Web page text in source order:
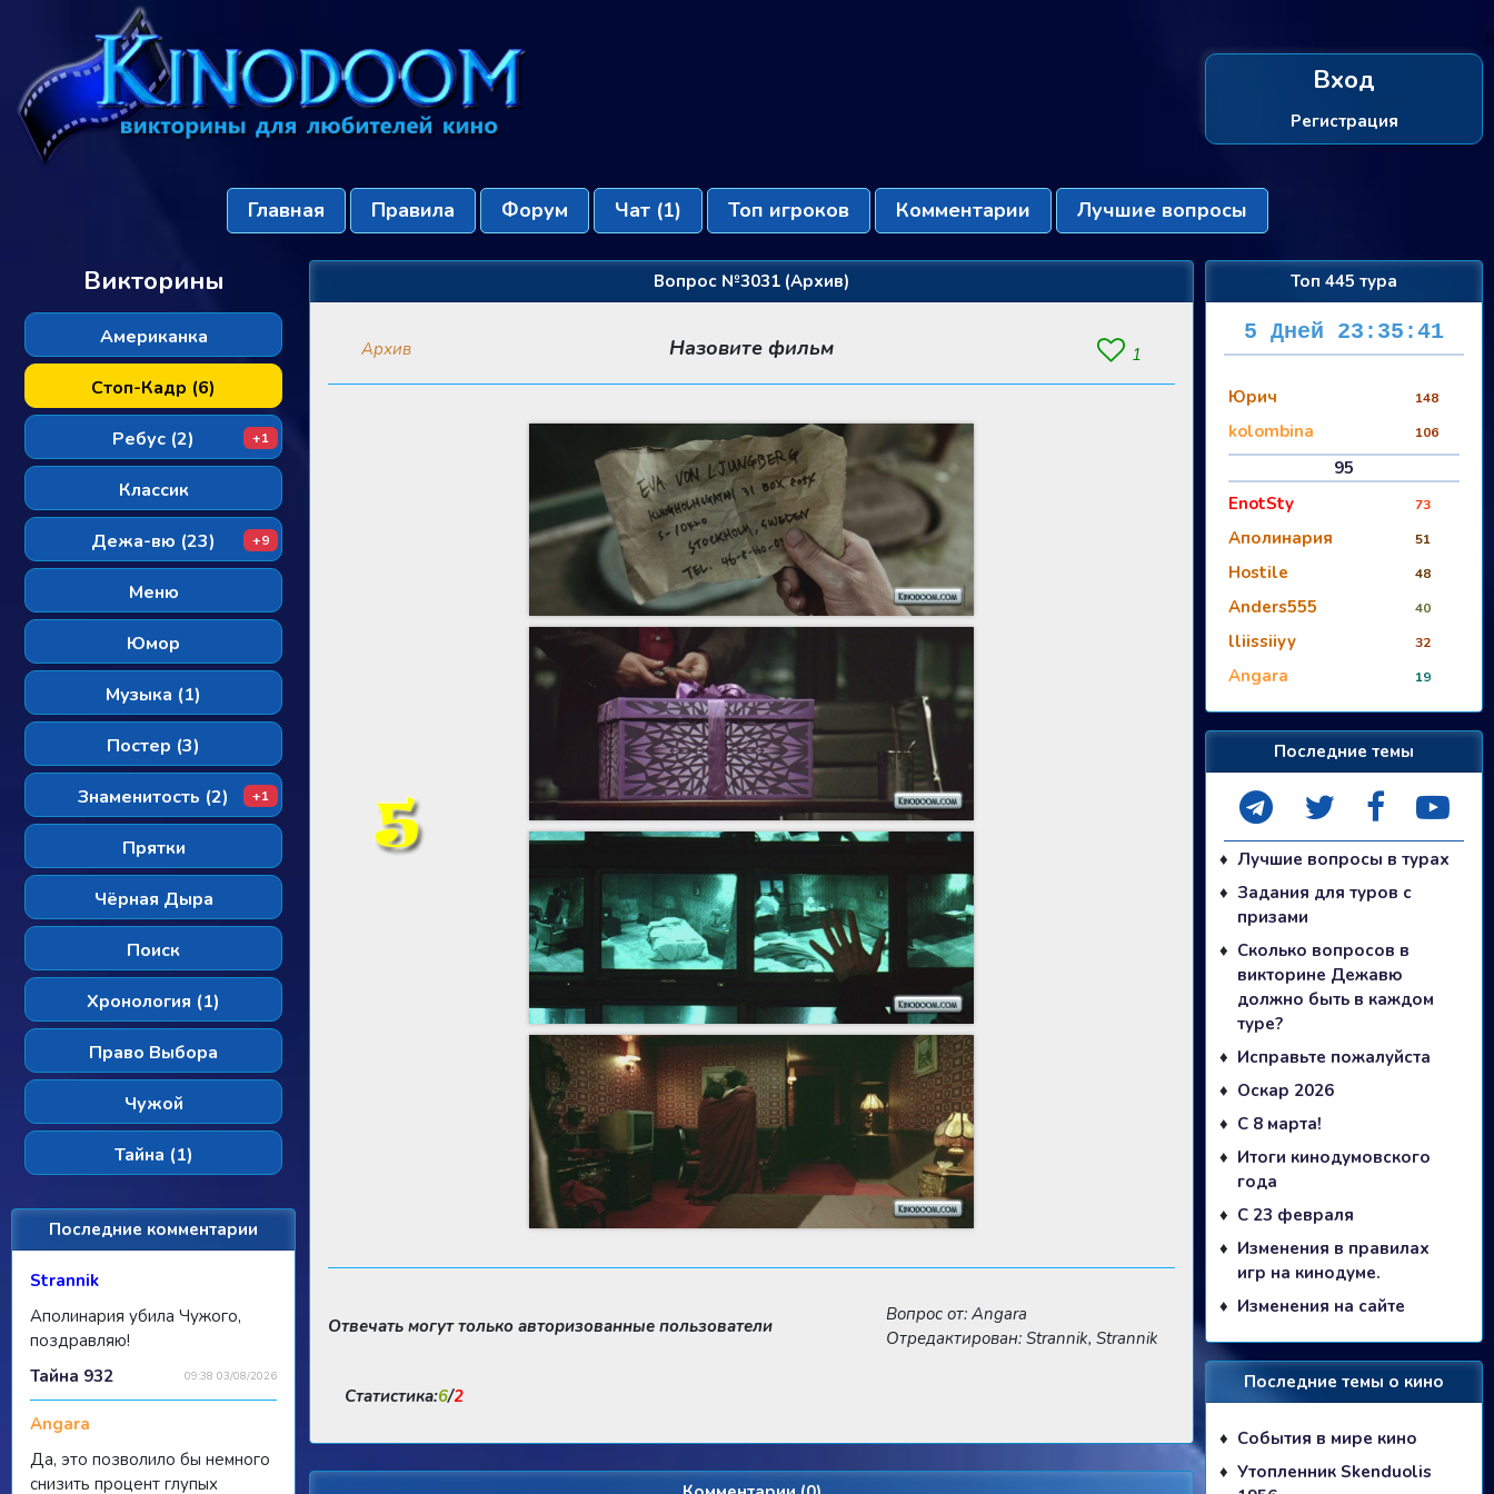
Вход
Регистрация
Главная Правила Форум Чат (1) Топ игроков Комментарии Лучшие вопросы
Викторины
Американка
Стоп-Кадр (6)
Ребус (2) +1
Классик
Дежа-вю (23) +9
Меню
Юмор
Музыка (1)
Постер (3)
Знаменитость (2) +1
Прятки
Чёрная Дыра
Поиск
Хронология (1)
Право Выбора
Чужой
Тайна (1)
Последние комментарии
Strannik
Аполинария убила Чужого,
поздравляю!
09:38 03/08/2026
Тайна 932
Angara
Да, это позволило бы немного
снизить процент глупых
Топ 445 тура
5 Дней 23:35:40
Юрич 148
kolombina 106
95
EnotSty
73
Аполинария 51
Hostile 48
Anders555 40
lliissiiyy 32
Angara 19
Последние темы
Лучшие вопросы в турах
Задания для туров с
призами
Сколько вопросов в
викторине Дежавю
должно быть в каждом
туре?
Исправьте пожалуйста
Оскар 2026
С 8 марта!
Итоги кинодумовского
года
С 23 февраля
Изменения в правилах
игр на кинодуме.
Изменения на сайте
Последние темы о кино
События в мире кино
Утопленник Skenduolis
Вопрос №3031 (Архив)
Архив Назовите фильм 1
Отвечать могут только авторизованные пользователи
Вопрос от: Angara
Отредактирован: Strannik, Strannik
Статистика:6/2